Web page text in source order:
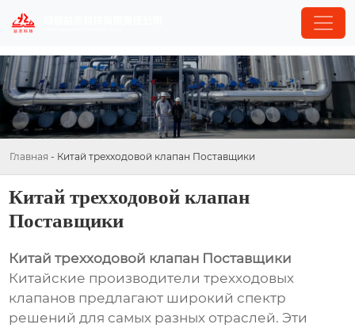
Главная - Китай трехходовой клапан Поставщики
Китай трехходовой клапан
Поставщики
Китай трехходовой клапан Поставщики
Китайские производители трехходовых
клапанов предлагают широкий спектр
решений для самых разных отраслей. Эти